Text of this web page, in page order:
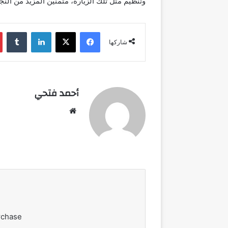
شاركها
فيسبوك ‫X لينكدإن
أحمد فتحي